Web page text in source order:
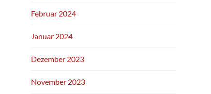
Februar 2024
Januar 2024
Dezember 2023
November 2023